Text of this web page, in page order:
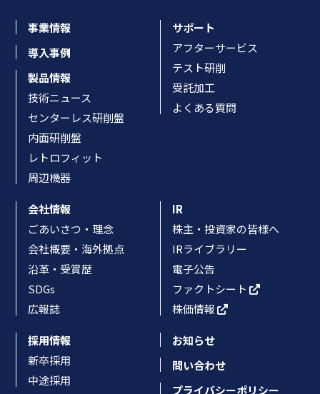
事業情報
導入事例
製品情報
技術ニュース
センターレス研削盤
内面研削盤
レトロフィット
周辺機器
サポート
アフターサービス
テスト研削
受託加工
よくある質問
会社情報
ごあいさつ・理念
会社概要・海外拠点
沿革・受賞歴
SDGs
広報誌
IR
株主・投資家の皆様へ
IRライブラリー
電子公告
ファクトシート
株価情報
採用情報
新卒採用
中途採用
お知らせ
問い合わせ
プライバシーポリシー